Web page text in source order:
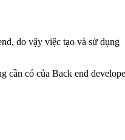
do vậy việc tạo và sử dụng